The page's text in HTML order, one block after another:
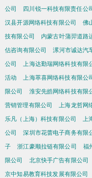
公司
四川锐一科技有限责任公
汉县开源网络科技有限公司
佛
技有限公司
内蒙古叶蒲羿道路
估咨询有限公司
漯河市诚达汽
公司
上海达勤瑞网络科技有限
活动
上海萃喜网络科技有限公
限公司
淮安先皓网络科技有限
营销管理有限公司
上海龙哲网
乐凡（上海）科技有限公司
上
公司
深圳市花蕾电子商务有限
子
浙江豪顺拉链有限公司 福
限公司
北京快手广告有限公司
京中知易教育科技发展有限公司